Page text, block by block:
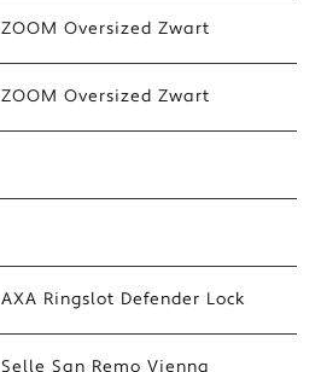
ZOOM Oversized Zwart
ZOOM Oversized Zwart
AXA Ringslot Defender Lock
Selle San Remo Vienna